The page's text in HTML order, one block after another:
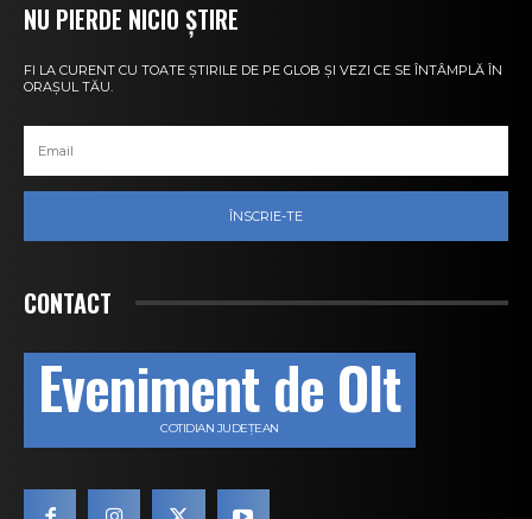
NU PIERDE NICIO ȘTIRE
FI LA CURENT CU TOATE ȘTIRILE DE PE GLOB ȘI VEZI CE SE ÎNTÂMPLĂ ÎN
ORAȘUL TĂU.
ÎNSCRIE-TE
CONTACT
Eveniment de Olt
COTIDIAN JUDEȚEAN